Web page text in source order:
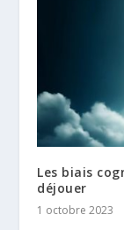
Les biais
déjouer
1 octobre 2023